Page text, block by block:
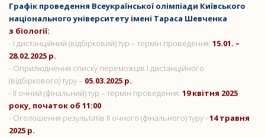
Графік проведення Всеукраїнської олімпіади Київського
національного університету імені Тараса Шевченка
з біології:
- І дистанційний (відбірковий) тур – термін проведення: 15.01. –
28.02.2025 р.
- Оприлюднення списку переможців І дистанційного
(відбіркового) туру – 05.03.2025 р.
- ІІ очний (фінальний) тур – термін проведення: 19 квітня 2025
року, початок об 11:00
- Оголошення результатів ІІ очного (фінального) туру -14 травня
2025 р.